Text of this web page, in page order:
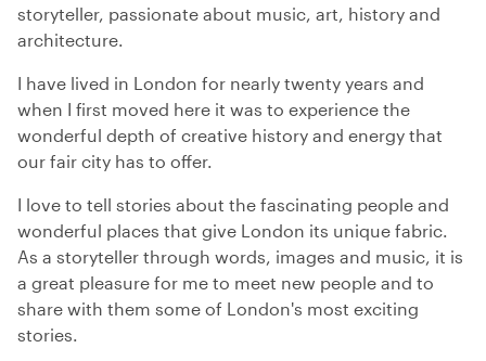
storyteller, passionate about music, art, history and
architecture.
I have lived in London for nearly twenty years and
when I first moved here it was to experience the
wonderful depth of creative history and energy that
our fair city has to offer.
I love to tell stories about the fascinating people and
wonderful places that give London its unique fabric.
As a storyteller through words, images and music, it is
a great pleasure for me to meet new people and to
share with them some of London's most exciting
stories.